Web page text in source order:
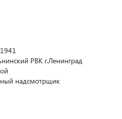
РВК г.Ленинград
надсмотрщик